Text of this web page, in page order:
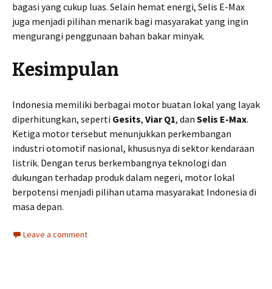
bagasi yang cukup luas. Selain hemat energi, Selis E-Max
juga menjadi pilihan menarik bagi masyarakat yang ingin
mengurangi penggunaan bahan bakar minyak.
Kesimpulan
Indonesia memiliki berbagai motor buatan lokal yang layak
diperhitungkan, seperti Gesits, Viar Q1, dan Selis E-Max.
Ketiga motor tersebut menunjukkan perkembangan
industri otomotif nasional, khususnya di sektor kendaraan
listrik. Dengan terus berkembangnya teknologi dan
dukungan terhadap produk dalam negeri, motor lokal
berpotensi menjadi pilihan utama masyarakat Indonesia di
masa depan.
Leave a comment